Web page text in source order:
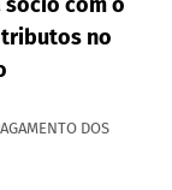
tributos no
DOS